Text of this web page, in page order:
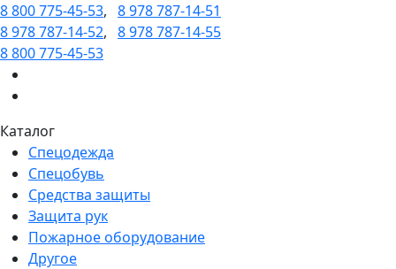
8 800 775-45-53, 8 978 787-14-51
8 978 787-14-52, 8 978 787-14-55
8 800 775-45-53
Каталог
Спецодежда
Спецобувь
Средства защиты
Защита рук
Пожарное оборудование
Другое